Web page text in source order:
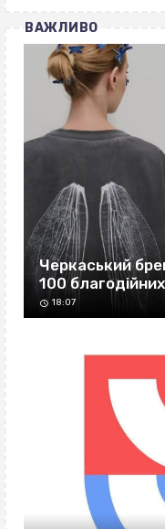
ВАЖЛИВО
Черкаський
100
18:07